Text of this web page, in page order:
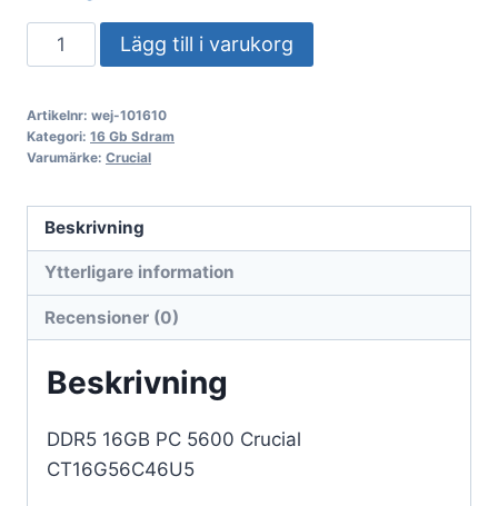
DDR5
16GB
5600
Crucial
mängd
Lägg till i varukorg
Artikelnr: wej-101610
Kategori: 16 Gb Sdram
Varumärke: Crucial
Beskrivning
Ytterligare information
Recensioner (0)
Beskrivning
DDR5 16GB PC 5600 Crucial
CT16G56C46U5